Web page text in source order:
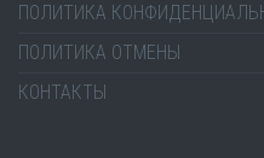
ПОЛИТИКА
ПОЛИТИКА ОТМЕНЫ
КОНТАКТЫ